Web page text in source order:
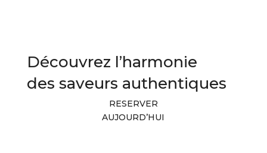
Découvrez l’harmonie
des saveurs authentiques
RESERVER
AUJOURD’HUI